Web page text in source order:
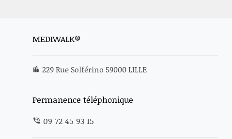
MEDIWALK®
229 Rue Solférino 59000 LILLE
Permanence téléphonique
09 72 45 93 15